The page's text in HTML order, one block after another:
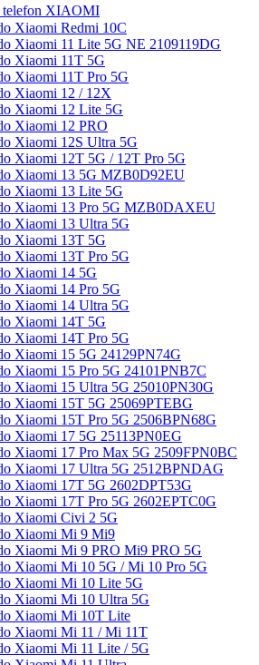
telefon XIAOMI
Xiaomi Redmi 10C
Xiaomi 11 Lite 5G NE 2109119DG
Xiaomi 11T 5G
Xiaomi 11T Pro 5G
Xiaomi 12 / 12X
Xiaomi 12 Lite 5G
Xiaomi 12 PRO
Xiaomi 12S Ultra 5G
Xiaomi 12T 5G / 12T Pro 5G
Xiaomi 13 5G MZB0D92EU
Xiaomi 13 Lite 5G
Xiaomi 13 Pro 5G MZB0DAXEU
Xiaomi 13 Ultra 5G
Xiaomi 13T 5G
Xiaomi 13T Pro 5G
Xiaomi 14 5G
Xiaomi 14 Pro 5G
Xiaomi 14 Ultra 5G
Xiaomi 14T 5G
Xiaomi 14T Pro 5G
Xiaomi 15 5G 24129PN74G
Xiaomi 15 Pro 5G 24101PNB7C
Xiaomi 15 Ultra 5G 25010PN30G
Xiaomi 15T 5G 25069PTEBG
Xiaomi 15T Pro 5G 2506BPN68G
Xiaomi 17 5G 25113PN0EG
Xiaomi 17 Pro Max 5G 2509FPN0BC
Xiaomi 17 Ultra 5G 2512BPNDAG
Xiaomi 17T 5G 2602DPT53G
Xiaomi 17T Pro 5G 2602EPTC0G
Xiaomi Civi 2 5G
Xiaomi Mi 9 Mi9
Xiaomi Mi 9 PRO Mi9 PRO 5G
Xiaomi Mi 10 5G / Mi 10 Pro 5G
Xiaomi Mi 10 Lite 5G
Xiaomi Mi 10 Ultra 5G
Xiaomi Mi 10T Lite
Xiaomi Mi 11 / Mi 11T
Xiaomi Mi 11 Lite / 5G